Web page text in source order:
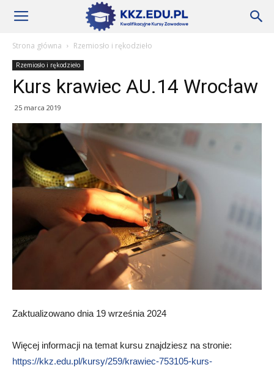
Szkoły
KKZ
Aktualności
Strona główna Rzemiosło i rękodzieło
Rzemiosło i rękodzieło
Kurs krawiec AU.14 Wrocław
25 marca 2019
Zaktualizowano dnia 19 września 2024
Więcej informacji na temat kursu znajdziesz na stronie:
https://kkz.edu.pl/kursy/259/krawiec-753105-kurs-